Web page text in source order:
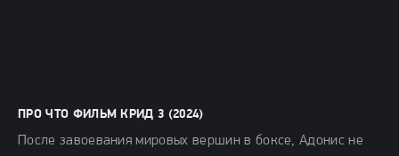
ПРО ЧТО ФИЛЬМ КРИД 3 (2024)
После завоевания мировых вершин в боксе, Адонис не